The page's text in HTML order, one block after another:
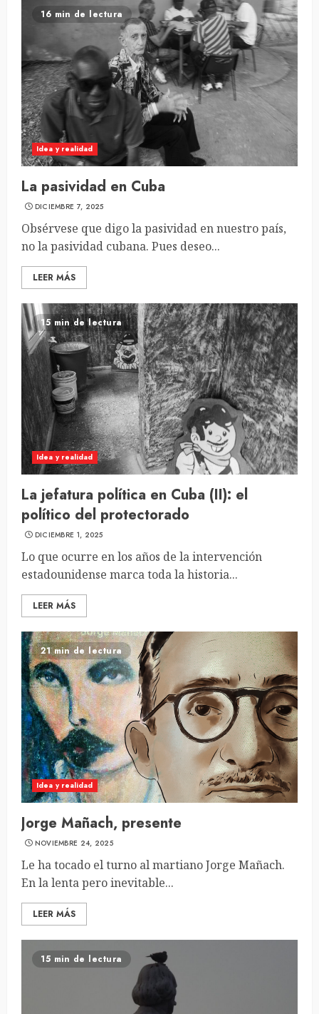
16 min de lectura
Idea y realidad
La pasividad en Cuba
DICIEMBRE 7, 2025
Obsérvese que digo la pasividad en nuestro país,
no la pasividad cubana. Pues deseo...
LEER MÁS
15 min de lectura
Idea y realidad
La jefatura política en Cuba (II): el
político del protectorado
DICIEMBRE 1, 2025
Lo que ocurre en los años de la intervención
estadounidense marca toda la historia...
LEER MÁS
21 min de lectura
Idea y realidad
Jorge Mañach, presente
NOVIEMBRE 24, 2025
Le ha tocado el turno al martiano Jorge Mañach.
En la lenta pero inevitable...
LEER MÁS
15 min de lectura